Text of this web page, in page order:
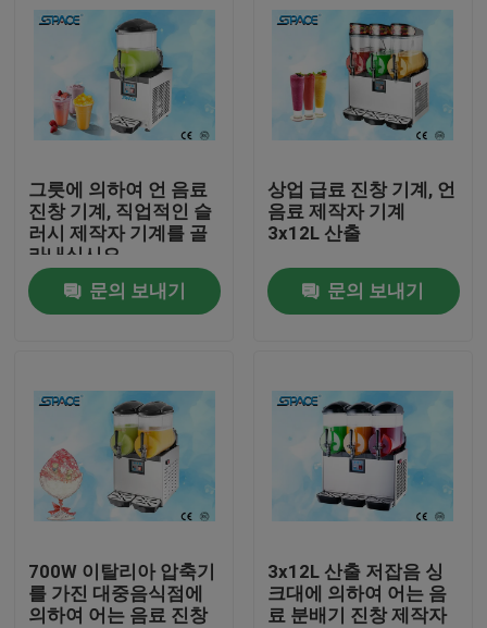
제품
저희에 관하여
공장 투어
품질 관리
뉴스
따옴표를 요구하십시오
탁상용 아이스크림 기계
그릇에 의하여 언 음료
진창 기계, 직업적인 슬
러시 제작자 기계를 골
라내십시오
문의 보내기
상업 급료 진창 기계, 언
음료 제작자 기계
3x12L 산출
문의 보내기
700W 이탈리아 압축기
를 가진 대중음식점에
의하여 어는 음료 진창
3x12L 산출 저잡음 싱
크대에 의하여 어는 음
료 분배기 진창 제작자